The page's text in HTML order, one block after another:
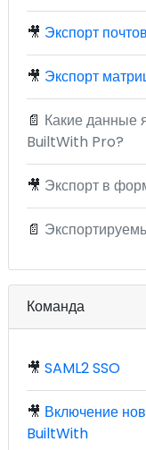
🎥 Экспорт
🎥 Экспорт
📄 Какие данные
BuiltWith Pro?
🎥 Экспорт в
📄
Команда
🎥 SAML2 SSO
🎥 Включение
BuiltWith